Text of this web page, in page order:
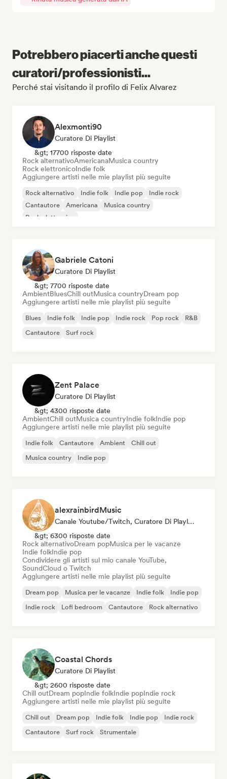
Potrebbero piacerti anche questi
curatori/professionisti...
Perché stai visitando il profilo di Felix Alvarez
Alexmonti90
Curatore Di Playlist
&gt; 17700 risposte date
Rock alternativoAmericanaMusica country
Rock elettronicoIndie folk
Aggiungere artisti nelle mie playlist più seguite
Rock alternativo Indie folk Indie pop
Indie rock
Cantautore
Americana
Musica country
Rock elettronico
Gabriele Catoni
Curatore Di Playlist
&gt; 7700 risposte date
AmbientBluesChill outMusica countryDream pop
Aggiungere artisti nelle mie playlist più seguite
Blues Indie folk Indie pop Indie rock Pop rock
R&B
Cantautore
Surf rock
Zent Palace
Curatore Di Playlist
&gt; 4300 risposte date
AmbientChill outMusica countryIndie folkIndie pop
Aggiungere artisti nelle mie playlist più seguite
Indie folk Cantautore Ambient
Chill out
Musica country
Indie pop
alexrainbirdMusic
Canale Youtube/Twitch, Curatore Di Playlist
&gt; 6300 risposte date
Rock alternativoDream popMusica per le vacanze
Indie folkIndie pop
Condividere gli artisti sul mio canale YouTube,
SoundCloud o Twitch
Aggiungere artisti nelle mie playlist più seguite
Dream pop Musica per le vacanze Indie folk
Indie pop
Indie rock
Lofi bedroom Cantautore Rock alternativo
Coastal Chords
Curatore Di Playlist
&gt; 2600 risposte date
Chill outDream popIndie folkIndie popIndie rock
Aggiungere artisti nelle mie playlist più seguite
Chill out Dream pop Indie folk Indie pop
Indie rock
Cantautore
Surf rock Strumentale